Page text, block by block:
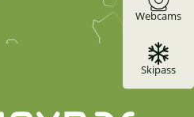
Webcams
Skipass